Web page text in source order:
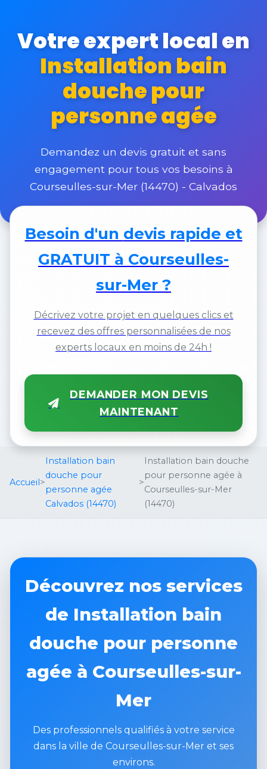
Votre expert local en
Installation bain
douche pour
personne agée
Demandez un devis gratuit et sans
engagement pour tous vos besoins à
Courseulles-sur-Mer (14470) - Calvados
Besoin d'un devis rapide et
GRATUIT à Courseulles-
sur-Mer ?
Décrivez votre projet en quelques clics et
recevez des offres personnalisées de nos
experts locaux en moins de 24h !
DEMANDER MON DEVIS
MAINTENANT
Accueil >
Installation bain
douche pour
personne agée
Calvados (14470)
>
Installation bain douche
pour personne agée à
Courseulles-sur-Mer
(14470)
Découvrez nos services
de Installation bain
douche pour personne
agée à Courseulles-sur-
Mer
Des professionnels qualifiés à votre service
dans la ville de Courseulles-sur-Mer et ses
environs.